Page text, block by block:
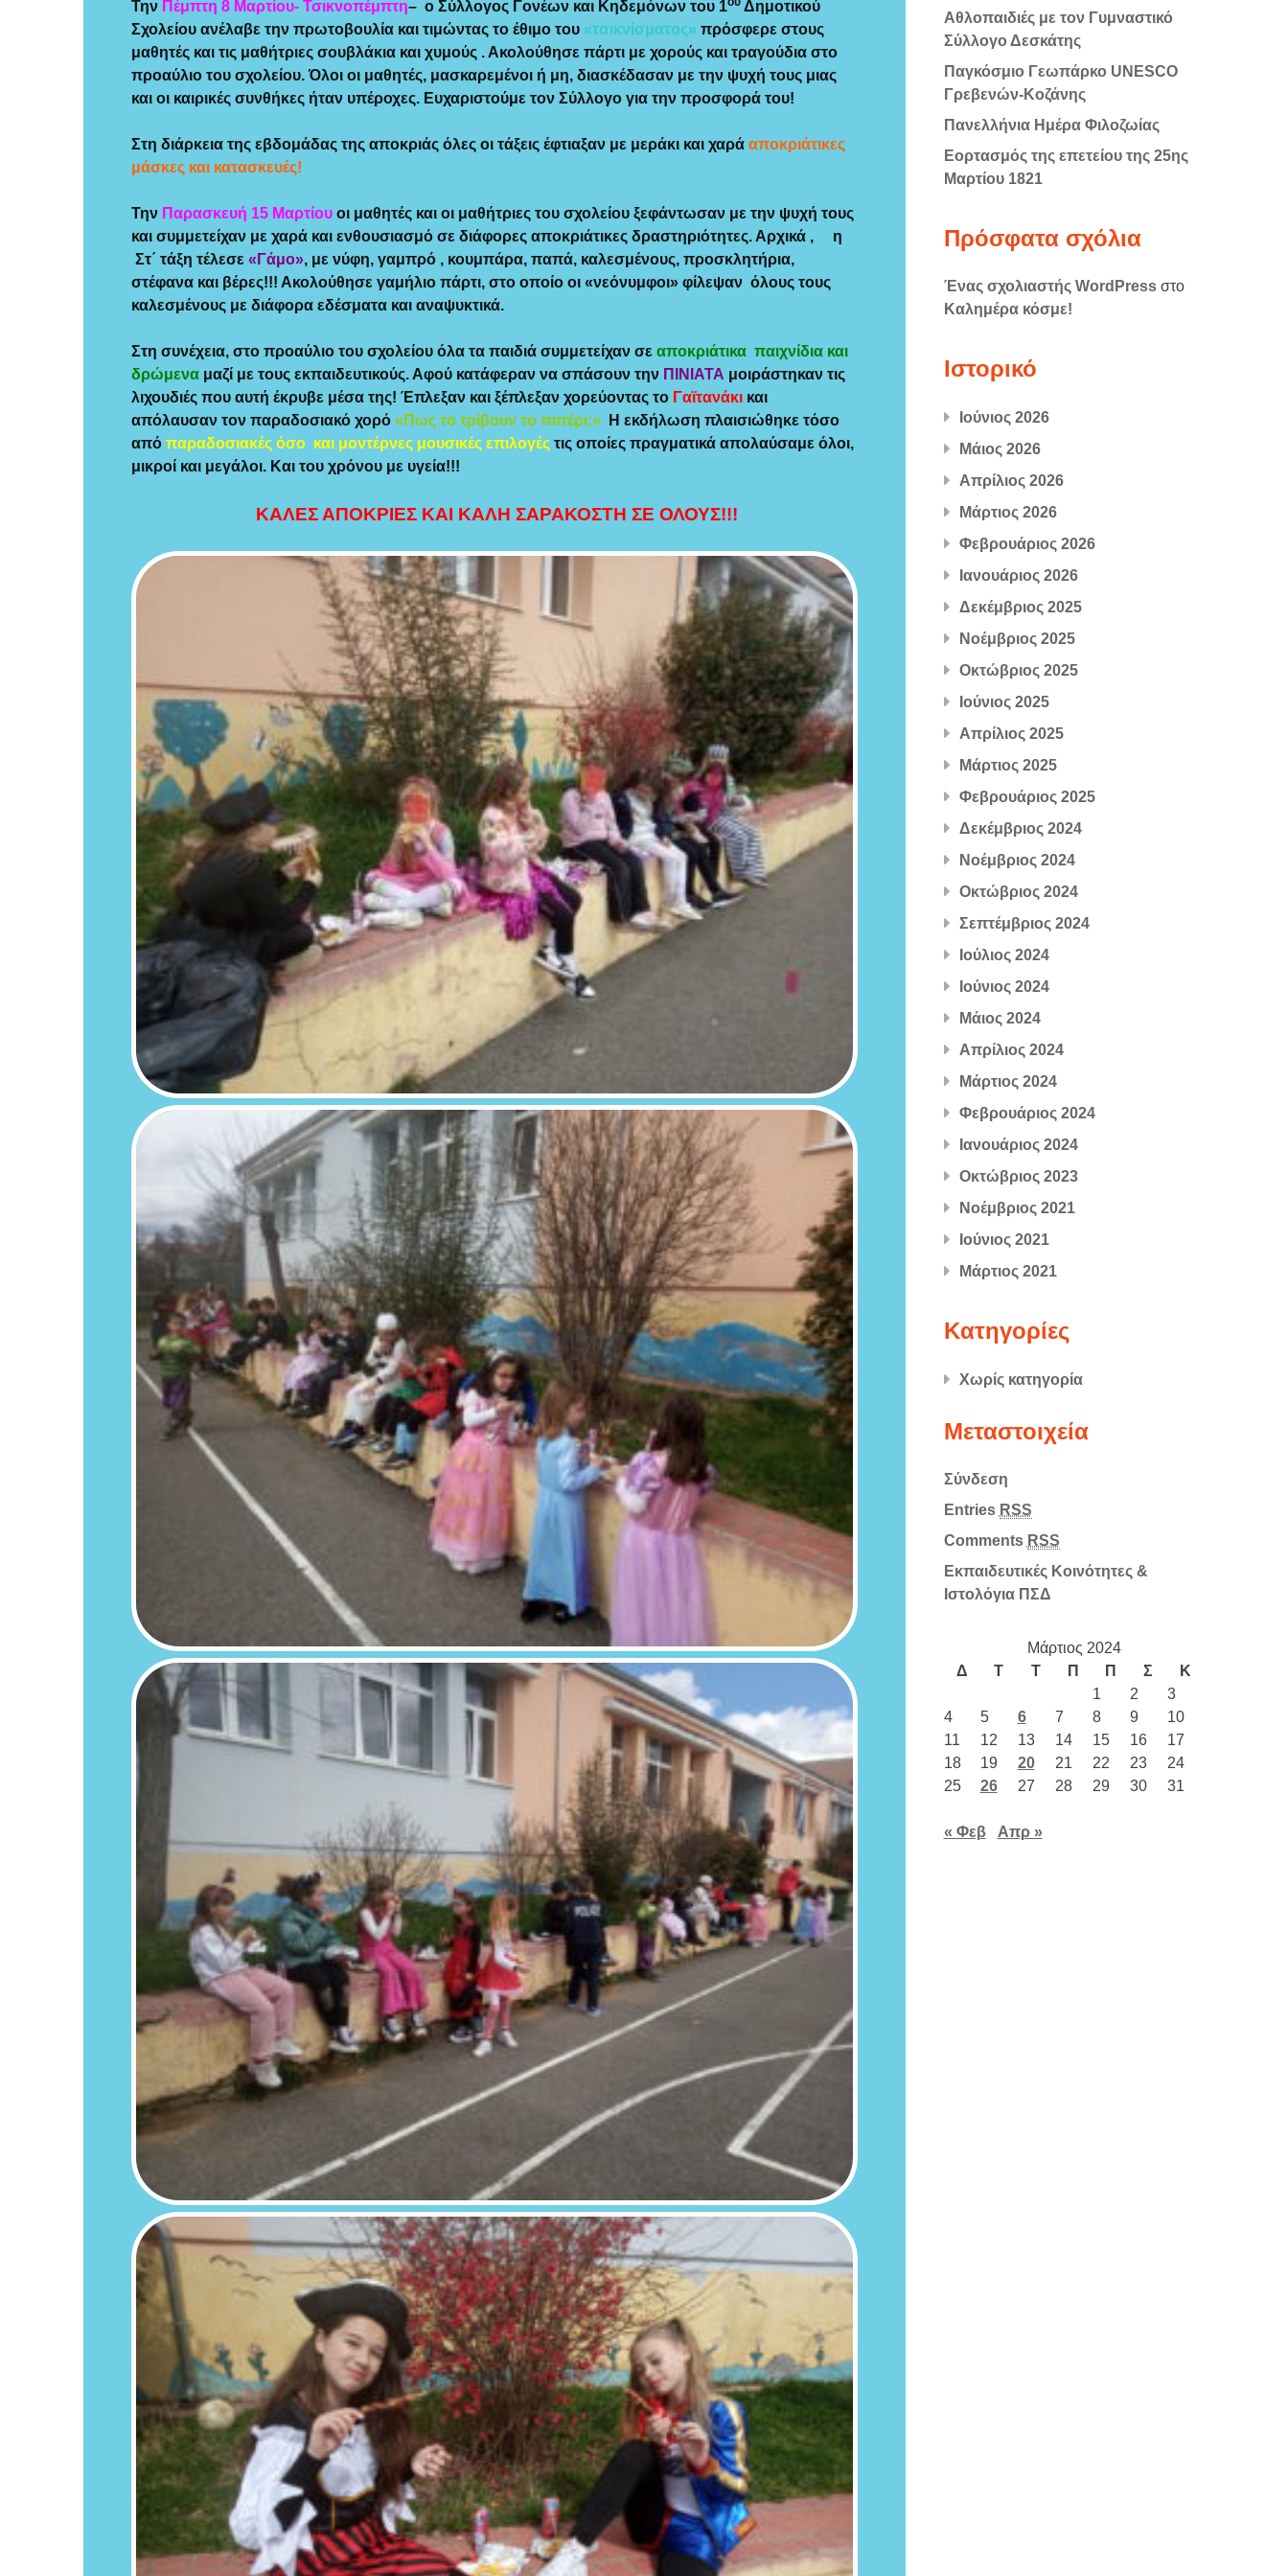
Την Πέμπτη 8 Μαρτίου- Τσικνοπέμπτη– ο Σύλλογος Γονέων και Κηδεμόνων του 1
Δημοτικού
Σχολείου ανέλαβε την πρωτοβουλία και τιμώντας το έθιμο του «τσικνίσματος» πρόσφερε στους
μαθητές και τις μαθήτριες σουβλάκια και χυμούς . Ακολούθησε πάρτι με χορούς και τραγούδια στο
προαύλιο του σχολείου. Όλοι οι μαθητές, μασκαρεμένοι ή μη, διασκέδασαν με την ψυχή τους μιας
και οι καιρικές συνθήκες ήταν υπέροχες. Ευχαριστούμε τον Σύλλογο για την προσφορά του!
Στη διάρκεια της εβδομάδας της αποκριάς όλες οι τάξεις έφτιαξαν με μεράκι και χαρά αποκριάτικες
μάσκες και κατασκευές!
Την Παρασκευή 15 Μαρτίου οι μαθητές και οι μαθήτριες του σχολείου ξεφάντωσαν με την ψυχή τους
και συμμετείχαν με χαρά και ενθουσιασμό σε διάφορες αποκριάτικες δραστηριότητες. Αρχικά , η
Στ΄ τάξη τέλεσε «Γάμο», με νύφη, γαμπρό , κουμπάρα, παπά, καλεσμένους, προσκλητήρια,
στέφανα και βέρες!!! Ακολούθησε γαμήλιο πάρτι, στο οποίο οι «νεόνυμφοι» φίλεψαν όλους τους
καλεσμένους με διάφορα εδέσματα και αναψυκτικά.
Στη συνέχεια, στο προαύλιο του σχολείου όλα τα παιδιά συμμετείχαν σε αποκριάτικα παιχνίδια και
δρώμενα μαζί με τους εκπαιδευτικούς. Αφού κατάφεραν να σπάσουν την ΠΙΝΙΑΤΑ μοιράστηκαν τις
λιχουδιές που αυτή έκρυβε μέσα της! Έπλεξαν και ξέπλεξαν χορεύοντας το Γαϊτανάκι και
απόλαυσαν τον παραδοσιακό χορό «Πως το τρίβουν το πιπέρι;» Η εκδήλωση πλαισιώθηκε τόσο
από παραδοσιακές όσο και μοντέρνες μουσικές επιλογές τις οποίες πραγματικά απολαύσαμε όλοι,
μικροί και μεγάλοι. Και του χρόνου με υγεία!!!
ΚΑΛΕΣ ΑΠΟΚΡΙΕΣ ΚΑΙ ΚΑΛΗ ΣΑΡΑΚΟΣΤΗ ΣΕ ΟΛΟΥΣ!!!
Αθλοπαιδιές με τον Γυμναστικό
Σύλλογο Δεσκάτης
Παγκόσμιο Γεωπάρκο UNESCO
Γρεβενών-Κοζάνης
Πανελλήνια Ημέρα Φιλοζωίας
Εορτασμός της επετείου της 25ης
Μαρτίου 1821
Πρόσφατα σχόλια
Ένας σχολιαστής WordPressστο
Καλημέρα κόσμε!
Ιστορικό
Ιούνιος 2026
Μάιος 2026
Απρίλιος 2026
Μάρτιος 2026
Φεβρουάριος 2026
Ιανουάριος 2026
Δεκέμβριος 2025
Νοέμβριος 2025
Οκτώβριος 2025
Ιούνιος 2025
Απρίλιος 2025
Μάρτιος 2025
Φεβρουάριος 2025
Δεκέμβριος 2024
Νοέμβριος 2024
Οκτώβριος 2024
Σεπτέμβριος 2024
Ιούλιος 2024
Ιούνιος 2024
Μάιος 2024
Απρίλιος 2024
Μάρτιος 2024
Φεβρουάριος 2024
Ιανουάριος 2024
Οκτώβριος 2023
Νοέμβριος 2021
Ιούνιος 2021
Μάρτιος 2021
Kατηγορίες
Χωρίς κατηγορία
Μεταστοιχεία
Σύνδεση
Entries RSS
Comments RSS
Εκπαιδευτικές Κοινότητες &
Ιστολόγια ΠΣΔ
Μάρτιος 2024
Δ
Τ Τ Π Π Σ
Κ
1
2
3
4
5 6 7 8 9
10
11
12 13 14 15 16
17
18
19 20 21 22 23
24
25
26 27 28 29 30 31
« Φεβ Απρ »